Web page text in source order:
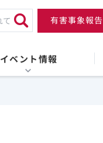
有害事象報告
イベント情報